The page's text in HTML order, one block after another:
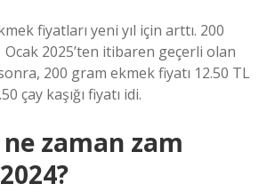
fiyatları yeni yıl için arttı. 200
Ocak 2025’ten itibaren geçerli olan
200 gram ekmek fiyatı 12.50 TL
çay kaşığı fiyatı idi.
zaman zam